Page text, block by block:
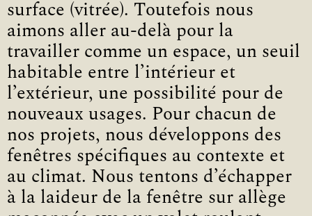
surface (vitrée). Toutefois nous
aimons aller au-delà pour la
travailler comme un espace, un seuil
habitable entre l’intérieur et
l’extérieur, une possibilité pour de
nouveaux usages. Pour chacun de
nos projets, nous développons des
fenêtres spécifiques au contexte et
au climat. Nous tentons d’échapper
à la laideur de la fenêtre sur allège